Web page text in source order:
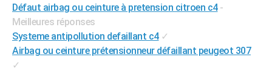
S'inscrire
Se connecter
Lycées
Collèges
Primaires
Universités
Entreprises
Service militaire
Avis de recherche
AVIS DE DÉCÈS
FORUM
Bricolage
Lifestyle
Culture
SportAuto
Television
Voyage
Cinema
Défaut airbag ou ceinture à pretension citroen c4 -
Meilleures réponses
Systeme antipollution defaillant c4 ✓
Airbag ou ceinture prétensionneur défaillant peugeot 307
✓